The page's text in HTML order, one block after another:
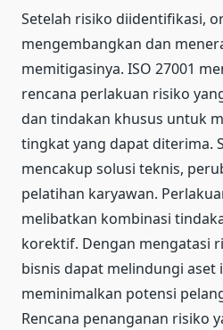
Setelah risiko diidentifikasi,
mengembangkan dan
memitigasinya. ISO 27001
rencana perlakuan risiko
dan tindakan khusus untuk
tingkat yang dapat diterima.
mencakup solusi teknis,
pelatihan karyawan.
melibatkan kombinasi
korektif. Dengan mengatasi
bisnis dapat melindungi
meminimalkan potensi
Rencana penanganan risiko